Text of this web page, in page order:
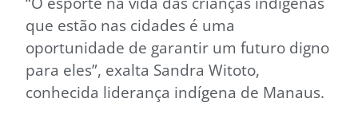
que estão nas cidades é uma
oportunidade de garantir um futuro digno
para eles”, exalta Sandra Witoto,
conhecida liderança indígena de Manaus.